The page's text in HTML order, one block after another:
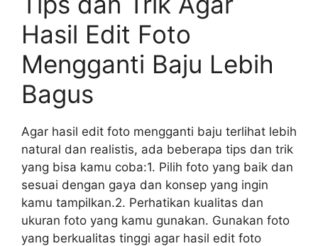
Hasil Edit Foto
Mengganti Baju Lebih
Bagus
Agar hasil edit foto mengganti baju terlihat lebih
natural dan realistis, ada beberapa tips dan trik
yang bisa kamu coba:1. Pilih foto yang baik dan
sesuai dengan gaya dan konsep yang ingin
kamu tampilkan.2. Perhatikan kualitas dan
ukuran foto yang kamu gunakan. Gunakan foto
yang berkualitas tinggi agar hasil edit foto